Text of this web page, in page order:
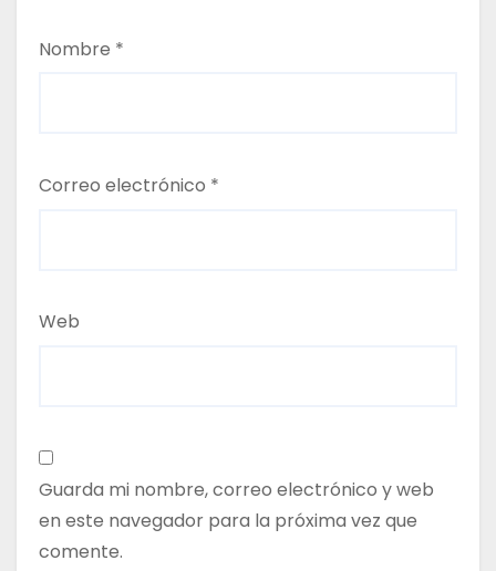
Nombre *
Correo electrónico *
Web
Guarda mi nombre, correo electrónico y web
en este navegador para la próxima vez que
comente.